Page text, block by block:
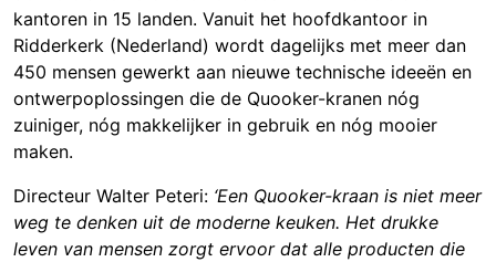
kantoren in 15 landen. Vanuit het hoofdkantoor in
Ridderkerk (Nederland) wordt dagelijks met meer dan
450 mensen gewerkt aan nieuwe technische ideeën en
ontwerpoplossingen die de Quooker-kranen nóg
zuiniger, nóg makkelijker in gebruik en nóg mooier
maken.
Directeur Walter Peteri: ‘Een Quooker-kraan is niet meer
weg te denken uit de moderne keuken. Het drukke
leven van mensen zorgt ervoor dat alle producten die